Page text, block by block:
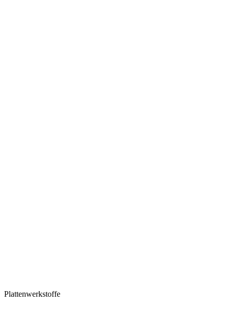
Plattenwerkstoffe